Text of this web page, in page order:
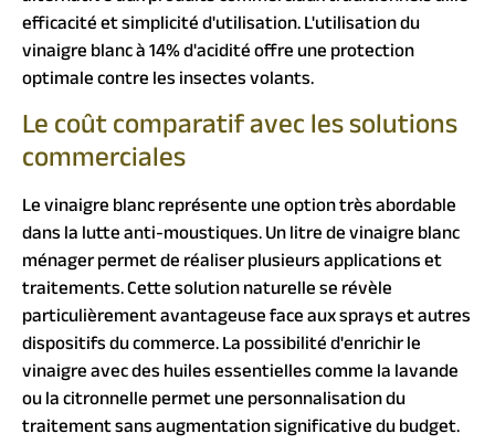
efficacité et simplicité d'utilisation. L'utilisation du
vinaigre blanc à 14% d'acidité offre une protection
optimale contre les insectes volants.
Le coût comparatif avec les solutions
commerciales
Le vinaigre blanc représente une option très abordable
dans la lutte anti-moustiques. Un litre de vinaigre blanc
ménager permet de réaliser plusieurs applications et
traitements. Cette solution naturelle se révèle
particulièrement avantageuse face aux sprays et autres
dispositifs du commerce. La possibilité d'enrichir le
vinaigre avec des huiles essentielles comme la lavande
ou la citronnelle permet une personnalisation du
traitement sans augmentation significative du budget.